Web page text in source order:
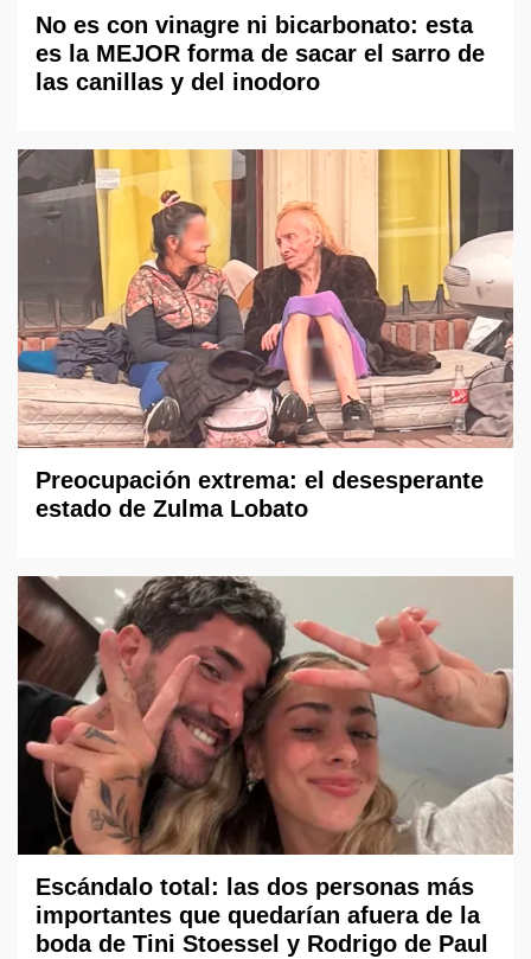
No es con vinagre ni bicarbonato: esta
es la MEJOR forma de sacar el sarro de
las canillas y del inodoro
Preocupación extrema: el desesperante
estado de Zulma Lobato
Escándalo total: las dos personas más
importantes que quedarían afuera de la
boda de Tini Stoessel y Rodrigo de Paul